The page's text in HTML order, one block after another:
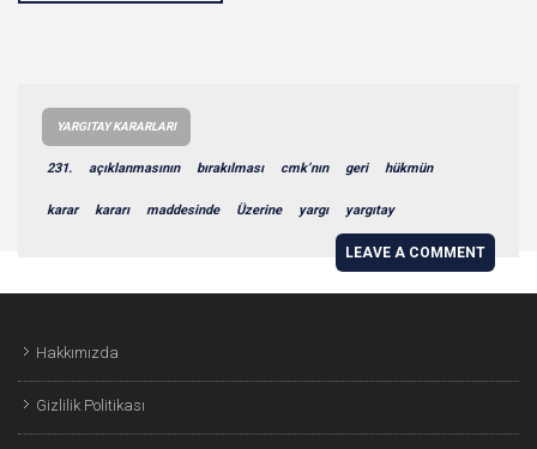
YARGITAY KARARLARI
231. açıklanmasının bırakılması cmk’nın geri hükmün
karar kararı maddesinde Üzerine yargı yargıtay
LEAVE A COMMENT
Hakkımızda
Gizlilik Politikası